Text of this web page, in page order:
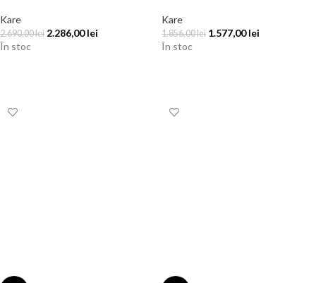
Kare
2.690,00lei 2.286,00lei
În stoc
Kare
1.856,00lei 1.577,00lei
În stoc